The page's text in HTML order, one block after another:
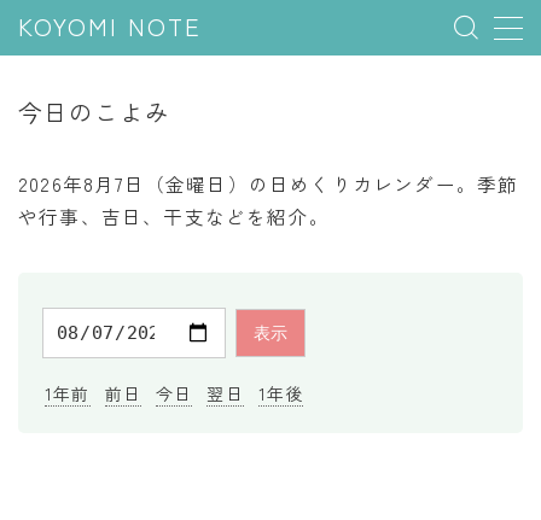
KOYOMI NOTE
五節句
二十四節気
今日のこよみ
2026年8月7日（金曜日）の日めくりカレンダー。季節
や行事、吉日、干支などを紹介。
1年前 前日 今日 翌日 1年後